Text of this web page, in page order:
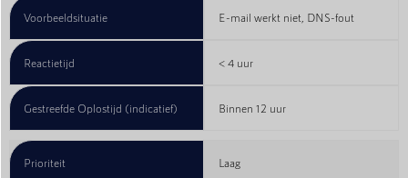
Voorbeeldsituatie E-mail werkt niet, DNS-fout
Reactietijd < 4 uur
Gestreefde Oplostijd (indicatief) Binnen 12 uur
Prioriteit Laag